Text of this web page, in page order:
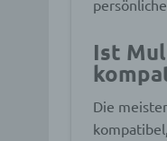
Ist
Die